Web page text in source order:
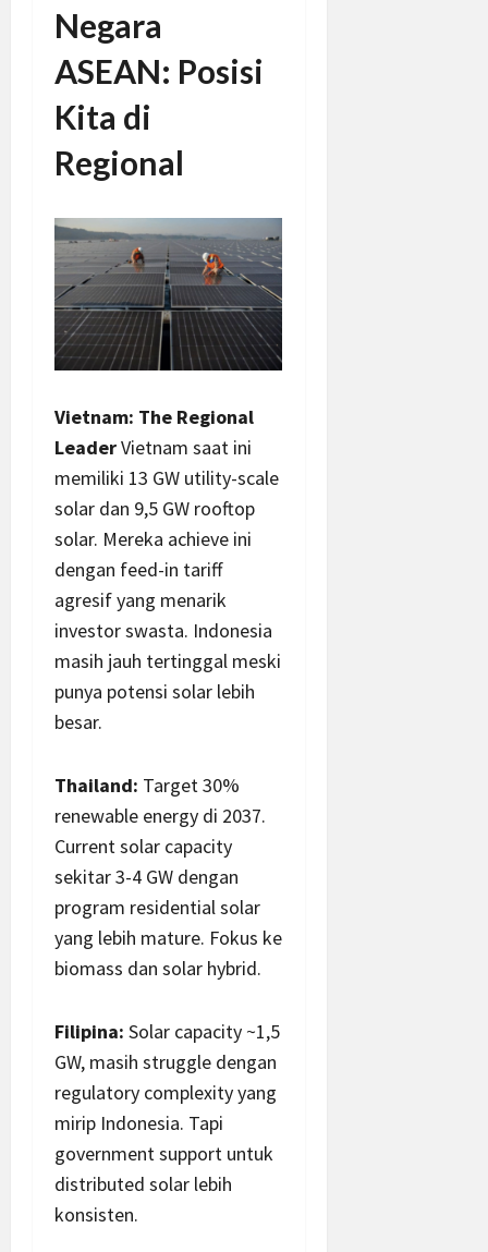
Negara
ASEAN: Posisi
Kita di
Regional
Vietnam: The Regional
LeaderVietnam saat ini
memiliki 13 GW utility-scale
solar dan 9,5 GW rooftop
solar. Mereka achieve ini
dengan feed-in tariff
agresif yang menarik
investor swasta. Indonesia
masih jauh tertinggal meski
punya potensi solar lebih
besar.
Thailand: Target 30%
renewable energy di 2037.
Current solar capacity
sekitar 3-4 GW dengan
program residential solar
yang lebih mature. Fokus ke
biomass dan solar hybrid.
Filipina: Solar capacity ~1,5
GW, masih struggle dengan
regulatory complexity yang
mirip Indonesia. Tapi
government support untuk
distributed solar lebih
konsisten.